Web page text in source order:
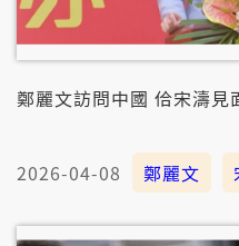
鄭麗文訪問中國 佮宋濤見
2026-04-08 鄭麗文